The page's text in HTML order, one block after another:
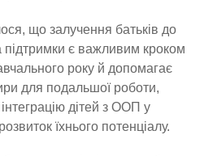
що залучення батьків до
підтримки є важливим кроком
року й допомагає
для подальшої роботи,
дітей з ООП у
їхнього потенціалу.